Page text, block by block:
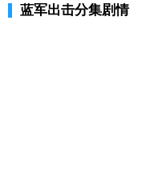
蓝军出击分集剧情